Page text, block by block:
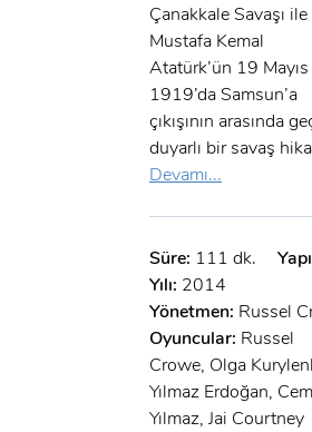
Çanakkale Savaşı ile
Mustafa Kemal
Atatürk’ün 19 Mayıs
1919’da Samsun’a
çıkışının arasında
duyarlı bir savaş
Devamı...
Süre: 111 dk.
Yılı: 2014
Yönetmen: Russel
Oyuncular: Russel
Crowe, Olga
Yılmaz Erdoğan, Cem
Yılmaz, Jai Courtney